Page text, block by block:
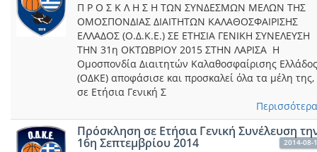
Π Ρ Ο Σ Κ Λ Η Σ Η ΤΩΝ ΣΥΝΔΕΣΜΩΝ ΜΕΛΩΝ ΤΗΣ
ΟΜΟΣΠΟΝΔΙΑΣ ΔΙΑΙΤΗΤΩΝ ΚΑΛΑΘΟΣΦΑΙΡΙΣΗΣ
ΕΛΛΑΔΟΣ (Ο.Δ.Κ.Ε.) ΣΕ ΕΤΗΣΙΑ ΓΕΝΙΚΗ ΣΥΝΕΛΕΥΣΗ
ΤΗΝ 31η ΟΚΤΩΒΡΙΟΥ 2015 ΣΤΗΝ ΛΑΡΙΣΑ Η
Ομοσπονδία Διαιτητών Καλαθοσφαίρισης Ελλάδος
(ΟΔΚΕ) αποφάσισε και προσκαλεί όλα τα μέλη της,
σε Ετήσια Γενική Σ
Πρόσκληση σε Ετήσια Γενική Συνέλευση
16η Σεπτεμβρίου 2014 2014-08-